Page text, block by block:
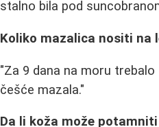
stalno bila pod
Koliko mazalica nositi na
"Za 9 dana na moru
češće mazala."
Da li koža može